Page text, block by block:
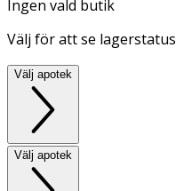
Ingen vald butik
Välj för att se lagerstatus
Välj apotek
Välj apotek